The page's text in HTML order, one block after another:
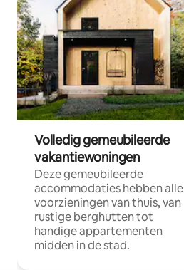
Volledig gemeubileerde
vakantiewoningen
Deze gemeubileerde
accommodaties hebben alle
voorzieningen van thuis, van
rustige berghutten tot
handige appartementen
midden in de stad.